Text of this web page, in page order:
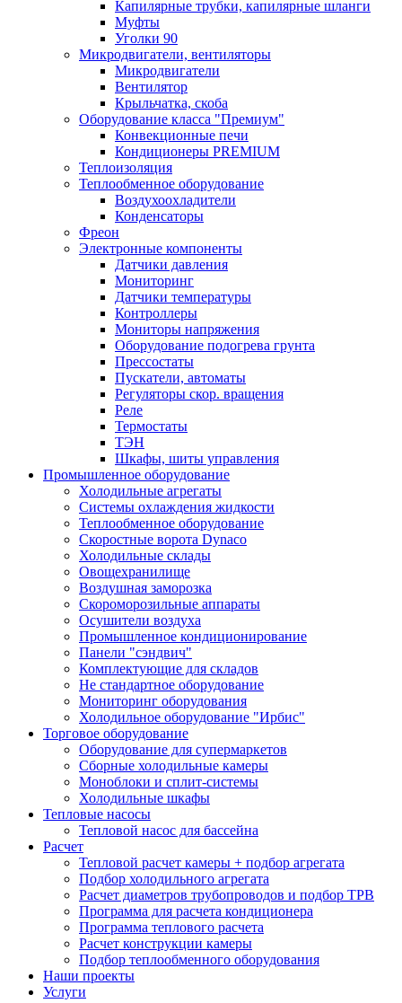
Капилярные трубки, капилярные шланги
Муфты
Уголки 90
Микродвигатели, вентиляторы
Микродвигатели
Вентилятор
Крыльчатка, скоба
Оборудование класса "Премиум"
Конвекционные печи
Кондиционеры PREMIUM
Теплоизоляция
Теплообменное оборудование
Воздухоохладители
Конденсаторы
Фреон
Электронные компоненты
Датчики давления
Мониторинг
Датчики температуры
Контроллеры
Мониторы напряжения
Оборудование подогрева грунта
Прессостаты
Пускатели, автоматы
Регуляторы скор. вращения
Реле
Термостаты
ТЭН
Шкафы, шиты управления
Промышленное оборудование
Холодильные агрегаты
Системы охлаждения жидкости
Теплообменное оборудование
Скоростные ворота Dynaco
Холодильные склады
Овощехранилище
Воздушная заморозка
Скороморозильные аппараты
Осушители воздуха
Промышленное кондиционирование
Панели "сэндвич"
Комплектующие для складов
Не стандартное оборудование
Мониторинг оборудования
Холодильное оборудование "Ирбис"
Торговое оборудование
Оборудование для супермаркетов
Сборные холодильные камеры
Моноблоки и сплит-системы
Холодильные шкафы
Тепловые насосы
Тепловой насос для бассейна
Расчет
Тепловой расчет камеры + подбор агрегата
Подбор холодильного агрегата
Расчет диаметров трубопроводов и подбор ТРВ
Программа для расчета кондиционера
Программа теплового расчета
Расчет конструкции камеры
Подбор теплообменного оборудования
Наши проекты
Услуги